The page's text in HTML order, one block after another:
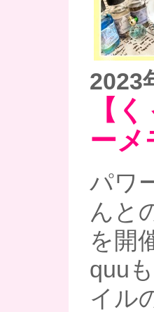
2023
【
ーメ
パワ
んと
を開
quu
イル